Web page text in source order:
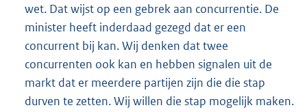
wet. Dat wijst op een gebrek aan concurrentie. De
minister heeft inderdaad gezegd dat er een
concurrent bij kan. Wij denken dat twee
concurrenten ook kan en hebben signalen uit de
markt dat er meerdere partijen zijn die die stap
durven te zetten. Wij willen die stap mogelijk maken.